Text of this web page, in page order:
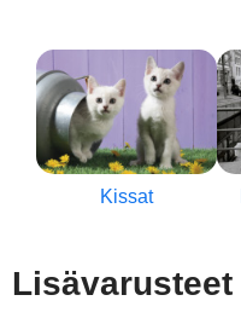
Kissat
Lisävarusteet